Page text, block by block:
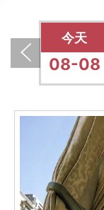
上一張(Previous)
星期六
08-08